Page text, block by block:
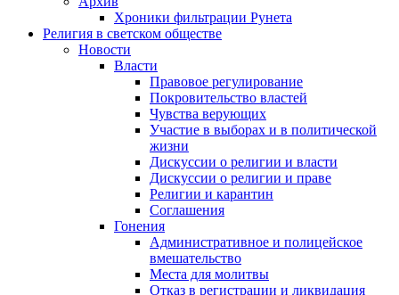
Хроники фильтрации Рунета
Религия в светском обществе
Новости
Власти
Правовое регулирование
Покровительство властей
Чувства верующих
Участие в выборах и в политической
жизни
Дискуссии о религии и власти
Дискуссии о религии и праве
Религии и карантин
Соглашения
Гонения
Административное и полицейское
вмешательство
Места для молитвы
Отказ в регистрации и ликвидация